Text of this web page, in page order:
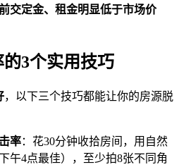
交定金、租金明显低于市场价
3个实用技巧
，以下三个技巧都能让你的房源脱
率：花30分钟收拾房间，用自然
午4点最佳），至少拍8张不同角